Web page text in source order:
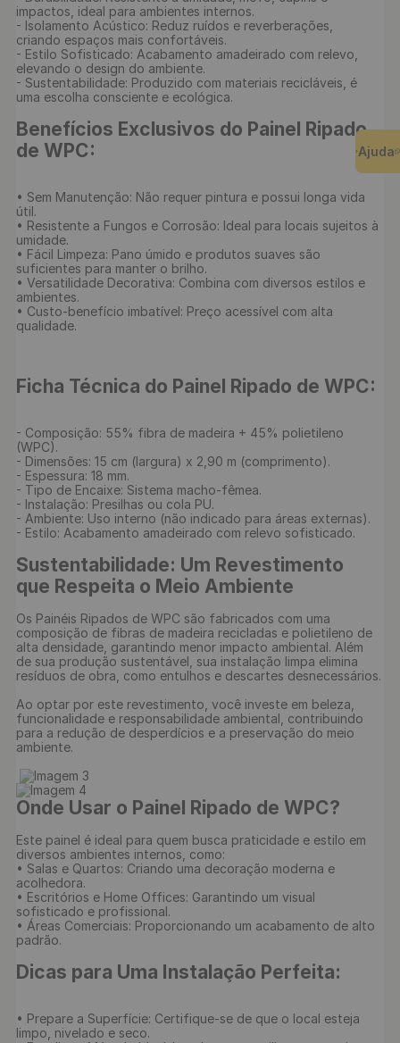
Ajuda
impactos, ideal para ambientes internos.
- Isolamento Acústico: Reduz ruídos e reverberações,
criando espaços mais confortáveis.
- Estilo Sofisticado: Acabamento amadeirado com relevo,
elevando o design do ambiente.
- Sustentabilidade: Produzido com materiais recicláveis, é
uma escolha consciente e ecológica.
Benefícios Exclusivos do Painel Ripado
de WPC:
• Sem Manutenção: Não requer pintura e possui longa vida
útil.
• Resistente a Fungos e Corrosão: Ideal para locais sujeitos à
umidade.
• Fácil Limpeza: Pano úmido e produtos suaves são
suficientes para manter o brilho.
• Versatilidade Decorativa: Combina com diversos estilos e
ambientes.
• Custo-benefício imbatível: Preço acessível com alta
qualidade.
Ficha Técnica do Painel Ripado de WPC:
- Composição: 55% fibra de madeira + 45% polietileno
(WPC).
- Dimensões: 15 cm (largura) x 2,90 m (comprimento).
- Espessura: 18 mm.
- Tipo de Encaixe: Sistema macho-fêmea.
- Instalação: Presilhas ou cola PU.
- Ambiente: Uso interno (não indicado para áreas externas).
- Estilo: Acabamento amadeirado com relevo sofisticado.
Sustentabilidade: Um Revestimento
que Respeita o Meio Ambiente
Os Painéis Ripados de WPC são fabricados com uma
composição de fibras de madeira recicladas e polietileno de
alta densidade, garantindo menor impacto ambiental. Além
de sua produção sustentável, sua instalação limpa elimina
resíduos de obra, como entulhos e descartes desnecessários.
Ao optar por este revestimento, você investe em beleza,
funcionalidade e responsabilidade ambiental, contribuindo
para a redução de desperdícios e a preservação do meio
ambiente.
Onde Usar o Painel Ripado de WPC?
Este painel é ideal para quem busca praticidade e estilo em
diversos ambientes internos, como:
• Salas e Quartos: Criando uma decoração moderna e
acolhedora.
• Escritórios e Home Offices: Garantindo um visual
sofisticado e profissional.
• Áreas Comerciais: Proporcionando um acabamento de alto
padrão.
Dicas para Uma Instalação Perfeita:
• Prepare a Superfície: Certifique-se de que o local esteja
limpo, nivelado e seco.